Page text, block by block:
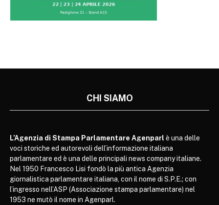
CHI SIAMO
L’Agenzia di Stampa Parlamentare Agenparl è una delle
voci storiche ed autorevoli dell’informazione italiana
parlamentare ed è una delle principali news company italiane.
Nel 1950 Francesco Lisi fondò la più antica Agenzia
giornalistica parlamentare italiana, con il nome di S.P.E.; con
l’ingresso nell’ASP (Associazione stampa parlamentare) nel
1953 ne mutò il nome in Agenparl.